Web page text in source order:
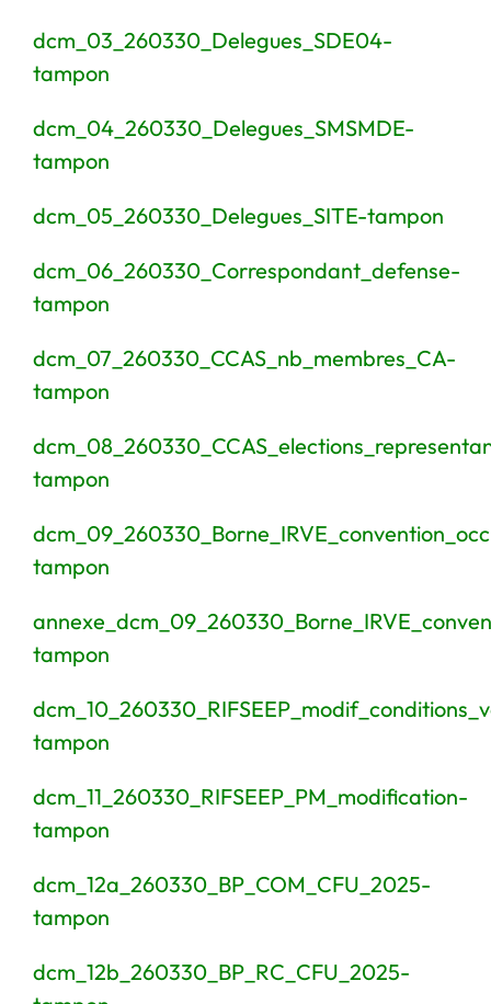
dcm_03_260330_Delegues_SDE04-
tampon
dcm_04_260330_Delegues_SMSMDE-
tampon
dcm_05_260330_Delegues_SITE-tampon
dcm_06_260330_Correspondant_defense-
tampon
dcm_07_260330_CCAS_nb_membres_CA-
tampon
tampon
tampon
tampon
tampon
dcm_11_260330_RIFSEEP_PM_modification-
tampon
dcm_12a_260330_BP_COM_CFU_2025-
tampon
dcm_12b_260330_BP_RC_CFU_2025-